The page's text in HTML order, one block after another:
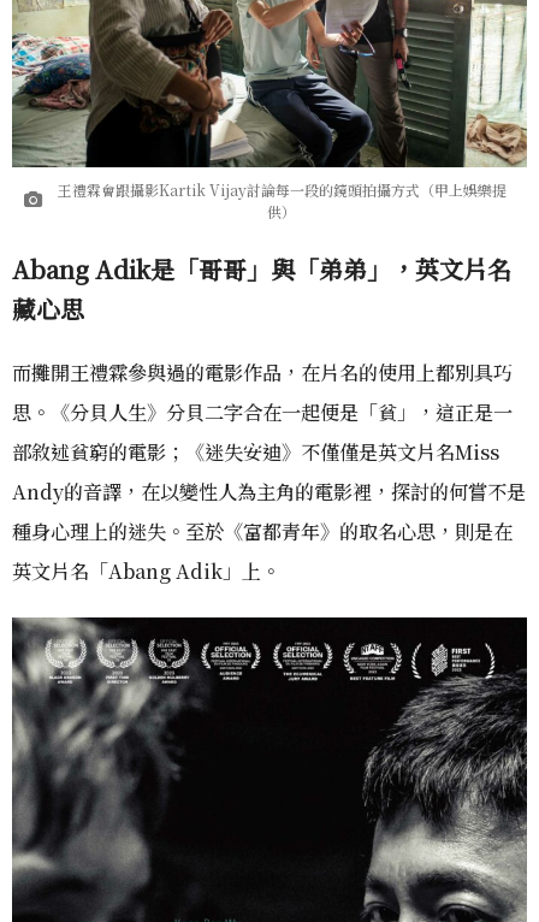
王禮霖會跟攝影Kartik Vijay討論每一段的鏡頭拍攝方式（甲上娛樂提
供）
Abang Adik是「哥哥」與「弟弟」，英文片名
藏心思
而攤開王禮霖參與過的電影作品，在片名的使用上都別具巧
思。《分貝人生》分貝二字合在一起便是「貧」，這正是一
部敘述貧窮的電影；《迷失安迪》不僅僅是英文片名Miss
Andy的音譯，在以變性人為主角的電影裡，探討的何嘗不是
種身心理上的迷失。至於《富都青年》的取名心思，則是在
英文片名「Abang Adik」上。